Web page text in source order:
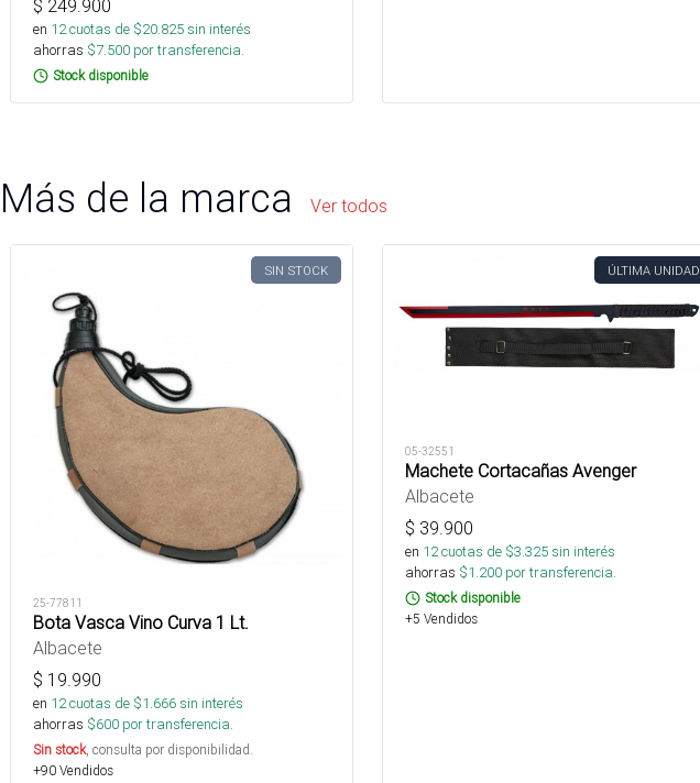
$ 249.900
en 12cuotas de $20.825sin interés
ahorras $7.500 por transferencia.
Stock disponible
Más de la marca Ver todos
SIN STOCK
25-77811
Bota Vasca Vino Curva 1 Lt.
Albacete
$ 19.990
en 12cuotas de $1.666sin interés
ahorras $600 por transferencia.
Sin stock, consulta por disponibilidad.
+90 Vendidos
ÚLTIMA UNIDAD
05-32551
Machete Cortacañas Avenger
Albacete
$ 39.900
en 12cuotas de $3.325sin interés
ahorras $1.200 por transferencia.
Stock disponible
+5 Vendidos